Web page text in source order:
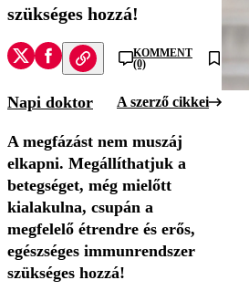
szükséges hozzá!
KOMMENT
(0)
Napi doktor A szerző cikkei
A megfázást nem muszáj
elkapni. Megállíthatjuk a
betegséget, még mielőtt
kialakulna, csupán a
megfelelő étrendre és erős,
egészséges immunrendszer
szükséges hozzá!